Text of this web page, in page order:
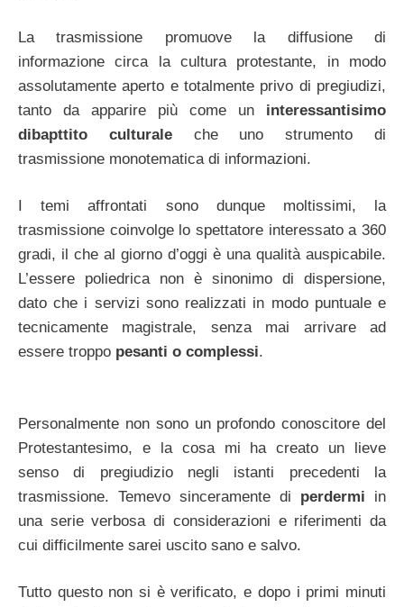
La trasmissione promuove la diffusione di
informazione circa la cultura protestante, in modo
assolutamente aperto e totalmente privo di pregiudizi,
tanto da apparire più come un interessantisimo
dibapttito culturale che uno strumento di
trasmissione monotematica di informazioni.
I temi affrontati sono dunque moltissimi, la
trasmissione coinvolge lo spettatore interessato a 360
gradi, il che al giorno d’oggi è una qualità auspicabile.
L’essere poliedrica non è sinonimo di dispersione,
dato che i servizi sono realizzati in modo puntuale e
tecnicamente magistrale, senza mai arrivare ad
essere troppo pesanti o complessi.
Personalmente non sono un profondo conoscitore del
Protestantesimo, e la cosa mi ha creato un lieve
senso di pregiudizio negli istanti precedenti la
trasmissione. Temevo sinceramente di perdermi in
una serie verbosa di considerazioni e riferimenti da
cui difficilmente sarei uscito sano e salvo.
Tutto questo non si è verificato, e dopo i primi minuti